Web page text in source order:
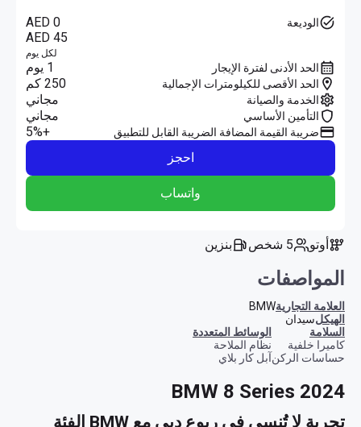
الوديعة
AED 0
AED 45
لكل يوم
الحد الأدنى لفترة الإيجار 1 يوم
الحد الأقصى للكيلومترات الإجمالية 250 كم
الخدمة والصيانة مجاني
التأمين الأساسي مجاني
ضريبة القيمة المضافة الضريبة القابل للتطبيق
+5%
احجز
واتساب
أوتو 5 شخص بنزين
المواصفات
العلامة التجاريةBMW
الهيكلسيدان
السلامة
كاميرا خلفية
حساسات الركن
الوسائط المتعددة
نظام الملاحة
آبل كار بلاي
BMW 8 Series 2024